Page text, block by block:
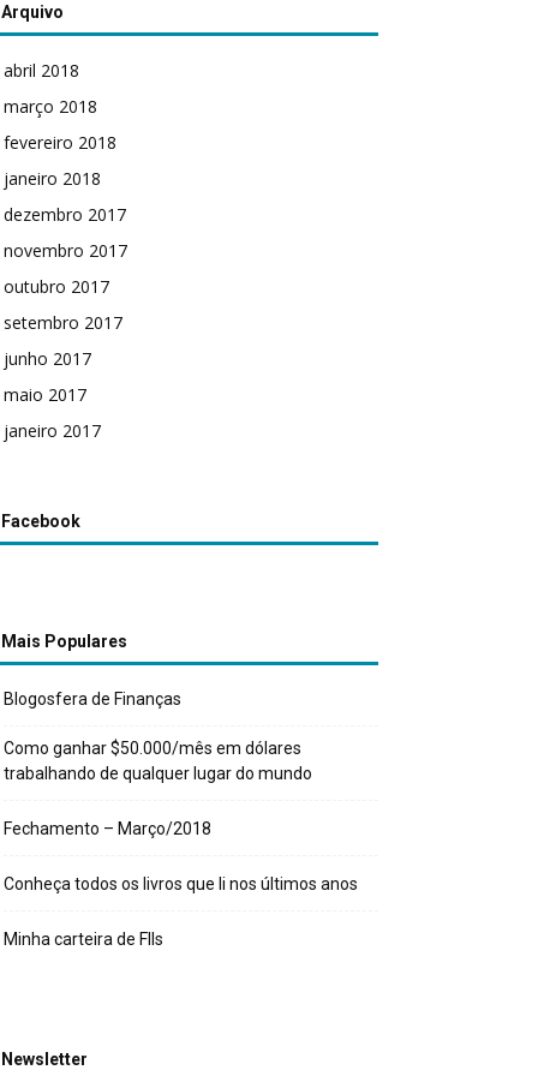
Arquivo
abril 2018
março 2018
fevereiro 2018
janeiro 2018
dezembro 2017
novembro 2017
outubro 2017
setembro 2017
junho 2017
maio 2017
janeiro 2017
Facebook
Mais Populares
Blogosfera de Finanças
Como ganhar $50.000/mês em dólares
trabalhando de qualquer lugar do mundo
Fechamento – Março/2018
Conheça todos os livros que li nos últimos anos
Minha carteira de FIIs
Newsletter